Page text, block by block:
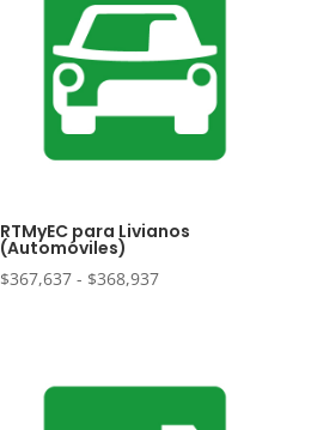
RTMyEC para Livianos
(Automóviles)
$367,637 - $368,937Rango
$367,637